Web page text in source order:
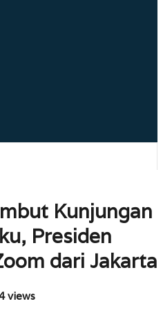
Kunjungan
Presiden
dari Jakarta
views